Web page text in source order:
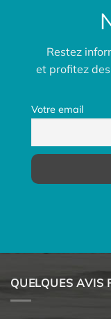
Restez
et profitez
Votre email
QUELQUES AVIS